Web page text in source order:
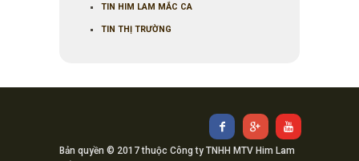
TIN HIM LAM MẮC CA
TIN THỊ TRƯỜNG
Bản quyền © 2017 thuộc Công ty TNHH MTV Him Lam